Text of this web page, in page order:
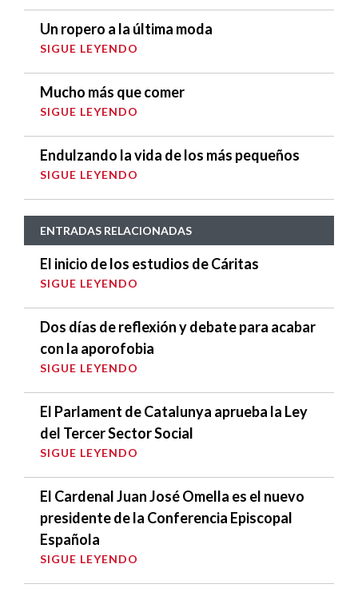
Un ropero a la última moda
SIGUE LEYENDO
Mucho más que comer
SIGUE LEYENDO
Endulzando la vida de los más pequeños
SIGUE LEYENDO
ENTRADAS RELACIONADAS
El inicio de los estudios de Cáritas
SIGUE LEYENDO
Dos días de reflexión y debate para acabar
con la aporofobia
SIGUE LEYENDO
El Parlament de Catalunya aprueba la Ley
del Tercer Sector Social
SIGUE LEYENDO
El Cardenal Juan José Omella es el nuevo
presidente de la Conferencia Episcopal
Española
SIGUE LEYENDO